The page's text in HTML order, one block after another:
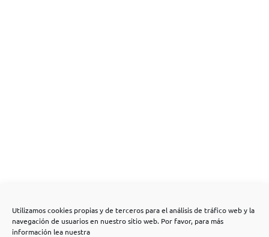
Utilizamos cookies propias y de terceros para el análisis de tráfico web y la
navegación de usuarios en nuestro sitio web. Por favor, para más
información lea nuestra